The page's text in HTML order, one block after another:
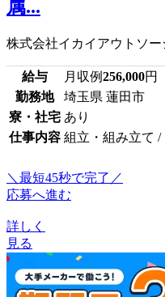
属...
株式会社イカイアウトソー
給与 月収例256,000円
勤務地
埼玉県 蓮田市
寮・社宅 あり
仕事内容 組立・組み立て /
＼最短45秒で完了／
応募へ進む
詳しく
見る